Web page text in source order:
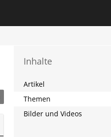
Inhalte
Artikel
Themen
Bilder und Videos